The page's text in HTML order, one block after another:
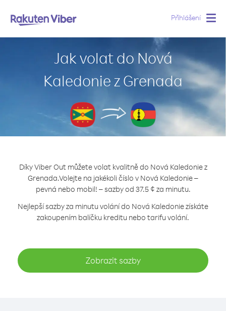
Přihlášení
Jak volat do Nová
Kaledonie z Grenada
Díky Viber Out můžete volat kvalitně do Nová Kaledonie z
Grenada.Volejte na jakékoli číslo v Nová Kaledonie –
pevná nebo mobil! – sazby od 37.5 ¢ za minutu.
Nejlepší sazby za minutu volání do Nová Kaledonie získáte
zakoupením balíčku kreditu nebo tarifu volání.
Zobrazit sazby